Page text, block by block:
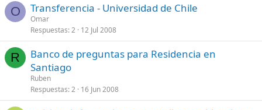
O Transferencia - Universidad de Chile
Omar
Respuestas 2 12 Jul 2008
R
Banco de preguntas para Residencia en
Santiago
Ruben
Respuestas 2 16 Jun 2008